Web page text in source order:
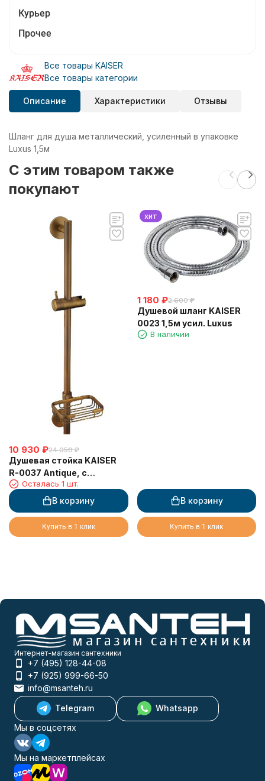
Курьер
Прочее
Все товары KAISER
Все товары категории
Описание Характеристики Отзывы
Шланг для душа металлический, усиленный в упаковке
Luxus 1,5м
C этим товаром также
покупают
10 930 ₽24 050 ₽
Душевая стойка KAISER
R-0037 Antique, с
мыльницей, 658х190х140
мм, бронзовый
Осталась 1 шт.
В корзину
Купить в 1 клик
хит
1 180 ₽2 600 ₽
Душевой шланг KAISER
0023 1,5м усил. Luxus
В наличии
В корзину
Купить в 1 клик
Интернет-магазин сантехники
+7 (495) 128-44-08
+7 (925) 999-66-50
info@msanteh.ru
Telegram
Whatsapp
Мы в соцсетях
Мы на маркетплейсах